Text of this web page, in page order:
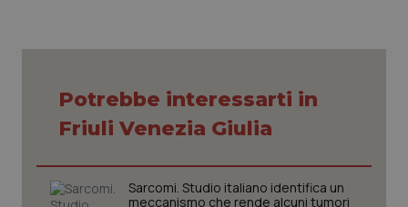
Molise
Piemonte
Provincia Autonoma di Trento
Epatiti
HIV
Ipertensione & Scompenso
Potrebbe interessarti in
Friuli Venezia Giulia
Sarcomi. Studio italiano identifica un
meccanismo che rende alcuni tumori